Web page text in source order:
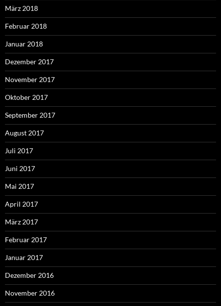
März 2018
Februar 2018
Januar 2018
Dezember 2017
November 2017
Oktober 2017
September 2017
August 2017
Juli 2017
Juni 2017
Mai 2017
April 2017
März 2017
Februar 2017
Januar 2017
Dezember 2016
November 2016